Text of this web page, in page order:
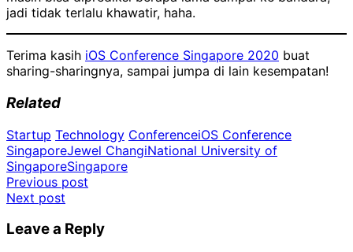
jadi tidak terlalu khawatir, haha.
Terima kasih iOS Conference Singapore 2020 buat
sharing-sharingnya, sampai jumpa di lain kesempatan!
Related
Startup Technology ConferenceiOS Conference
SingaporeJewel ChangiNational University of
SingaporeSingapore
Post
navigation
Previous post
Next post
Leave a Reply